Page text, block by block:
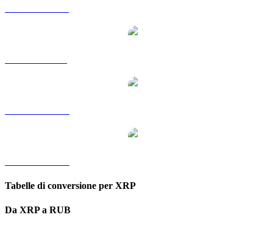
Tabelle di conversione per XRP
Da XRP a RUB